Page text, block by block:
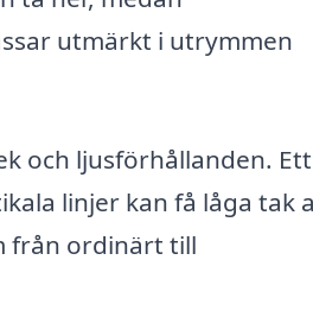
utmärkt i utrymmen
och ljusförhållanden. Ett
linjer kan få låga tak
från ordinärt till